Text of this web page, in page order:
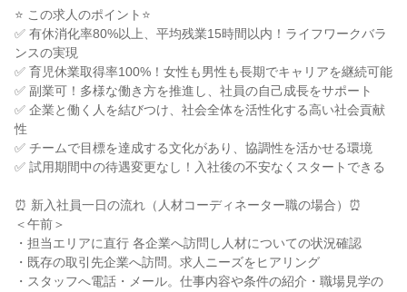
⭐ この求人のポイント⭐
✅ 有休消化率80%以上、平均残業15時間以内！ライフワークバラ
ンスの実現
✅ 育児休業取得率100%！女性も男性も長期でキャリアを継続可能
✅ 副業可！多様な働き方を推進し、社員の自己成長をサポート
✅ 企業と働く人を結びつけ、社会全体を活性化する高い社会貢献
性
✅ チームで目標を達成する文化があり、協調性を活かせる環境
✅ 試用期間中の待遇変更なし！入社後の不安なくスタートできる
⏰ 新入社員一日の流れ（人材コーディネーター職の場合）⏰
＜午前＞
・担当エリアに直行 各企業へ訪問し人材についての状況確認
・既存の取引先企業へ訪問。求人ニーズをヒアリング
・スタッフへ電話・メール。仕事内容や条件の紹介・職場見学の